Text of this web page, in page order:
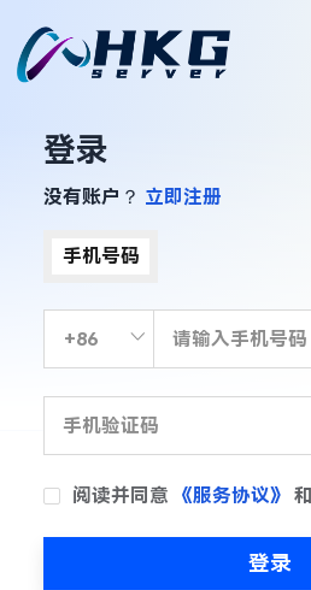
登录
没有账户？ 立即注册
手机号码
阅读并同意 《服务协议》 和
登录